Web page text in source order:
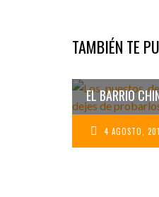
TAMBIÉN TE
EL BARRIO
4 AGOSTO,